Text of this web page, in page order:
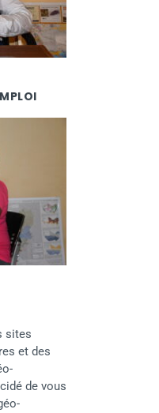
sites
et des
de vous